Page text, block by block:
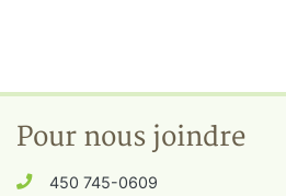
Pour nous joindre
450 745-0609